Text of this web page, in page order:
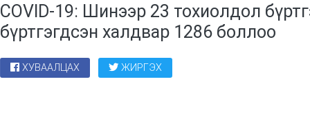
COVID-19: Шинээр 23 тохиолдол
бүртгэгдсэн халдвар 1286 боллоо
ХУВААЛЦАХ ЖИРГЭХ